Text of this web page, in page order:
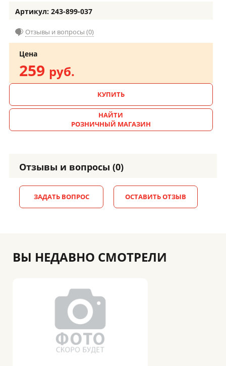
Артикул: 243-899-037
Отзывы и вопросы (0)
Цена
259 руб.
КУПИТЬ
НАЙТИ
РОЗНИЧНЫЙ МАГАЗИН
Отзывы и вопросы (0)
ЗАДАТЬ ВОПРОС ОСТАВИТЬ ОТЗЫВ
ВЫ НЕДАВНО СМОТРЕЛИ